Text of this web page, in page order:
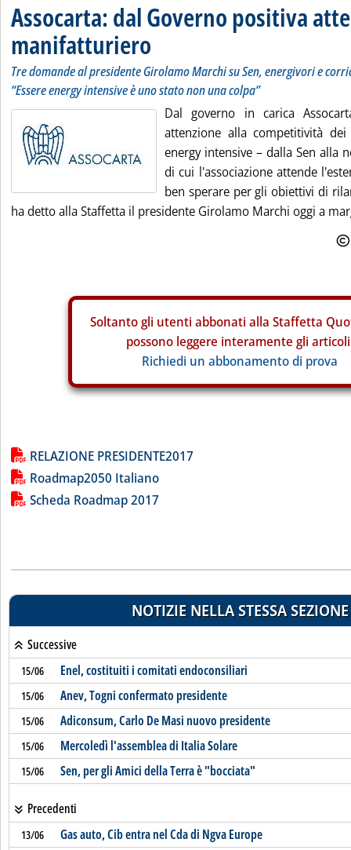
Assocarta: dal Governo positiva
manifatturiero
Tre domande al presidente Girolamo Marchi su Sen, energivori e
“Essere energy intensive è uno stato non una colpa”
Dal governo in carica
attenzione alla competitività
energy intensive – dalla Sen alla
di cui l'associazione attende
ben sperare per gli obiettivi di
ha detto alla Staffetta il presidente Girolamo Marchi oggi a
Soltanto gli utenti abbonati alla Staffetta
possono leggere interamente gli
Richiedi un abbonamento di prova
Lista allegati PDF alla notizia
RELAZIONE PRESIDENTE2017
Roadmap2050 Italiano
Scheda Roadmap 2017
NOTIZIE NELLA STESSA SEZIONE
Successive
15/06 Enel, costituiti i comitati endoconsiliari
15/06 Anev, Togni confermato presidente
15/06 Adiconsum, Carlo De Masi nuovo presidente
15/06 Mercoledì l'assemblea di Italia Solare
15/06 Sen, per gli Amici della Terra è "bocciata"
Precedenti
13/06 Gas auto, Cib entra nel Cda di Ngva Europe